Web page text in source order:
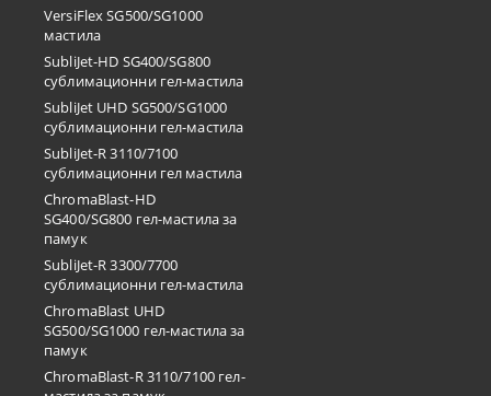
VersiFlex SG500/SG1000
мастила
SubliJet-HD SG400/SG800
сублимационни гел-мастила
SubliJet UHD SG500/SG1000
сублимационни гел-мастила
SubliJet-R 3110/7100
сублимационни гел мастила
ChromaBlast-HD
SG400/SG800 гел-мастила за
памук
SubliJet-R 3300/7700
сублимационни гел-мастила
ChromaBlast UHD
SG500/SG1000 гел-мастила за
памук
ChromaBlast-R 3110/7100 гел-